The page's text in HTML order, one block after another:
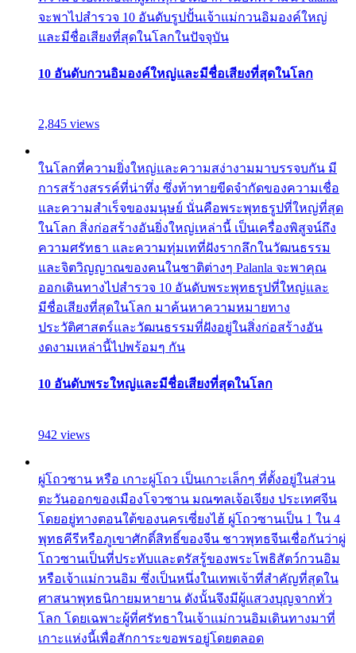
จะพาไปสำรวจ 10 อันดับรูปปั้นเจ้าแม่กวนอิมองค์ใหญ่
และมีชื่อเสียงที่สุดในโลกในปัจจุบัน
10 อันดับกวนอิมองค์ใหญ่และมีชื่อเสียงที่สุดในโลก
2,845 views
ในโลกที่ความยิ่งใหญ่และความสง่างามมาบรรจบกัน มี
การสร้างสรรค์ที่น่าทึ่ง ซึ่งท้าทายขีดจำกัดของความเชื่อ
และความสำเร็จของมนุษย์ นั่นคือพระพุทธรูปที่ใหญ่ที่สุด
ในโลก สิ่งก่อสร้างอันยิ่งใหญ่เหล่านี้ เป็นเครื่องพิสูจน์ถึง
ความศรัทธา และความทุ่มเทที่ฝังรากลึกในวัฒนธรรม
และจิตวิญญาณของคนในชาติต่างๆ Palanla จะพาคุณ
ออกเดินทางไปสำรวจ 10 อันดับพระพุทธรูปที่ใหญ่และ
มีชื่อเสียงที่สุดในโลก มาค้นหาความหมายทาง
ประวัติศาสตร์และวัฒนธรรมที่ฝังอยู่ในสิ่งก่อสร้างอัน
งดงามเหล่านี้ไปพร้อมๆ กัน
10 อันดับพระใหญ่และมีชื่อเสียงที่สุดในโลก
942 views
ผู่โถวซาน หรือ เกาะผู่โถว เป็นเกาะเล็กๆ ที่ตั้งอยู่ในส่วน
ตะวันออกของเมืองโจวซาน มณฑลเจ้อเจียง ประเทศจีน
โดยอยู่ทางตอนใต้ของนครเซี่ยงไฮ้ ผู่โถวซานเป็น 1 ใน 4
พุทธคีรีหรือภูเขาศักดิ์สิทธิ์ของจีน ชาวพุทธจีนเชื่อกันว่าผู่
โถวซานเป็นที่ประทับและตรัสรู้ของพระโพธิสัตว์กวนอิม
หรือเจ้าแม่กวนอิม ซึ่งเป็นหนึ่งในเทพเจ้าที่สำคัญที่สุดใน
ศาสนาพุทธนิกายมหายาน ดังนั้นจึงมีผู้แสวงบุญจากทั่ว
โลก โดยเฉพาะผู้ที่ศรัทธาในเจ้าแม่กวนอิมเดินทางมาที่
เกาะแห่งนี้เพื่อสักการะขอพรอยู่โดยตลอด